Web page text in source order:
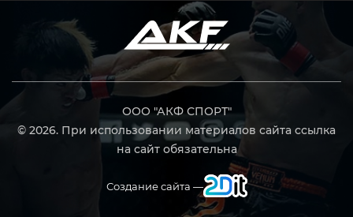
ООО "АКФ СПОРТ"
© 2026. При использовании материалов сайта ссылка
на сайт обязательна
Создание сайта —
Нажмите Enter для поиска или Esc, чтобы закрыть